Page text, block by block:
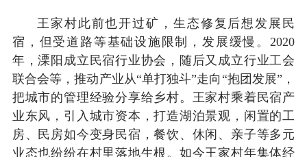
王家村此前也开过矿，生态修复后想发展民
宿，但受道路等基础设施限制，发展缓慢。2020
年，溧阳成立民宿行业协会，随后又成立行业工会
联合会等，推动产业从“单打独斗”走向“抱团发展”，
把城市的管理经验分享给乡村。王家村乘着民宿产
业东风，引入城市资本，打造湖泊景观，闲置的工
房、民房如今变身民宿，餐饮、休闲、亲子等多元
业态也纷纷在村里落地生根。如今王家村年集体经